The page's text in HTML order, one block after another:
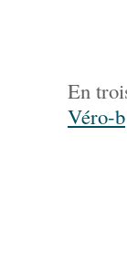
En
Véro-b